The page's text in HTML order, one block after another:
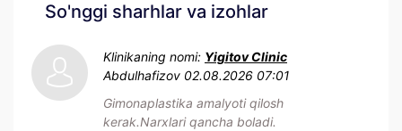
So'nggi sharhlar va izohlar
Klinikaning nomi: Yigitov Clinic
Abdulhafizov 02.08.2026 07:01
Gimonaplastika amalyoti qilosh
kerak.Narxlari qancha boladi.